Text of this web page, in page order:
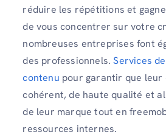
réduire les répétitions et
de vous concentrer sur votre
nombreuses entreprises font
des professionnels.Services
contenu pour garantir que leur
cohérent, de haute qualité et
de leur marque tout en
ressources internes.